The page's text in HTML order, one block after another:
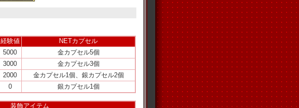
経験値
NETカプセル
5000
金カプセル5個
3000
金カプセル3個
2000
金カプセル1個、銀カプセル2個
0 銀カプセル1個
装飾アイテム